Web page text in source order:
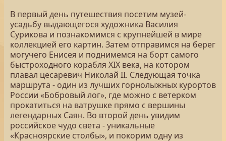
В первый день путешествия посетим музей-
усадьбу выдающегося художника Василия
Сурикова и познакомимся с крупнейшей в мире
коллекцией его картин. Затем отправимся на берег
могучего Енисея и поднимемся на борт самого
быстроходного корабля XIX века, на котором
плавал цесаревич Николай II. Следующая точка
маршрута - один из лучших горнолыжных курортов
России «Бобровый лог», где можно с ветерком
прокатиться на ватрушке прямо с вершины
легендарных Саян. Во второй день увидим
российское чудо света - уникальные
«Красноярские столбы», и покорим одну из